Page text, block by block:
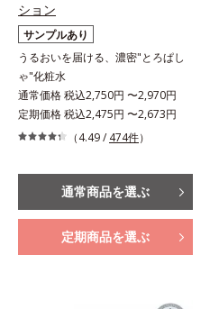
ション
サンプルあり
うるおいを届ける、濃密"とろぱし
ゃ"化粧水
通常価格 税込2,750円 〜2,970円
定期価格 税込2,475円 〜2,673円
（4.49 / 474件）
通常商品を選ぶ
定期商品を選ぶ